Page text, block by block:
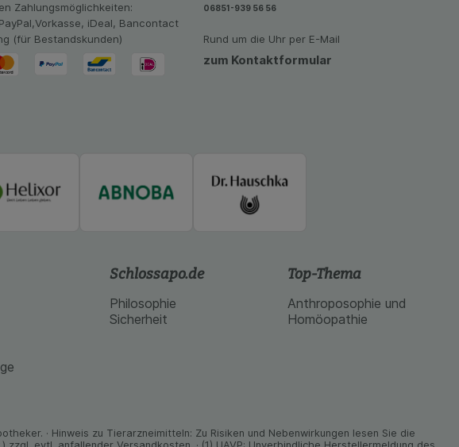
Art und Weise der Nutzung
für Sie optimieren können, den
möglichst relevant für Sie zu
wie z.B. Google oder soziale
Zahlungsmöglichkeiten:
iDeal, Bancontact
(für Bestandskunden)
06851-939 56 56
Rund um die Uhr per E-Mail
zum Kontaktformular
Schlossapo.de
Philosophie
Sicherheit
Top-Thema
Anthroposophie und
Homöopathie
· Hinweis zu Tier­arz­nei­mitteln: Zu Risiken und Neben­wirkungen lesen Sie die